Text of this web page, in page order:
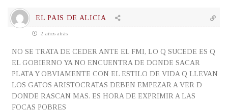
EL PAIS DE ALICIA
2 años atrás
NO SE TRATA DE CEDER ANTE EL FMI, LO Q SUCEDE ES Q
EL GOBIERNO YA NO ENCUENTRA DE DONDE SACAR
PLATA Y OBVIAMENTE CON EL ESTILO DE VIDA Q LLEVAN
LOS GATOS ARISTOCRATAS DEBEN EMPEZAR A VER D
DONDE RASCAN MAS. ES HORA DE EXPRIMIR A LAS
FOCAS POBRES